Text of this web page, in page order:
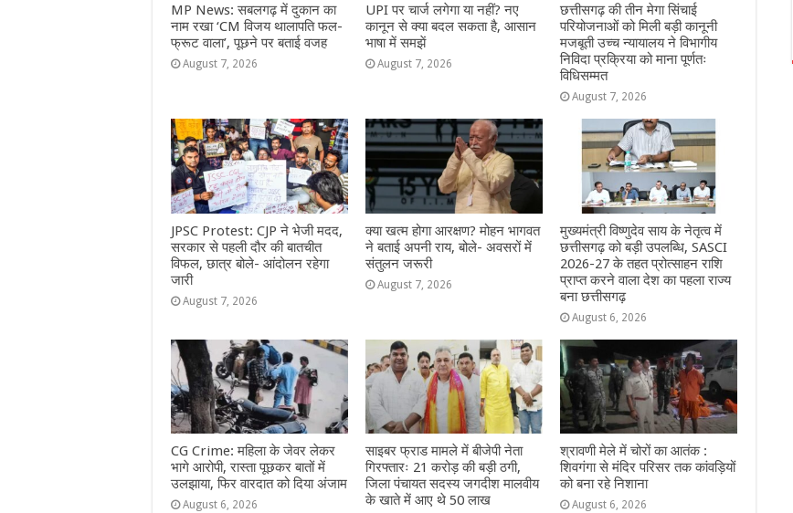
MP News: सबलगढ़ में दुकान का
नाम रखा ‘CM विजय थालापति फल-
फ्रूट वाला’, पूछने पर बताई वजह
August 7, 2026
UPI पर चार्ज लगेगा या नहीं? नए
कानून से क्या बदल सकता है, आसान
भाषा में समझें
August 7, 2026
छत्तीसगढ़ की तीन मेगा सिंचाई
परियोजनाओं को मिली बड़ी कानूनी
मजबूती उच्च न्यायालय ने विभागीय
निविदा प्रक्रिया को माना पूर्णतः
विधिसम्मत
August 7, 2026
JPSC Protest: CJP ने भेजी मदद,
सरकार से पहली दौर की बातचीत
विफल, छात्र बोले- आंदोलन रहेगा
जारी
August 7, 2026
क्या खत्म होगा आरक्षण? मोहन भागवत
ने बताई अपनी राय, बोले- अवसरों में
संतुलन जरूरी
August 7, 2026
मुख्यमंत्री विष्णुदेव साय के नेतृत्व में
छत्तीसगढ़ को बड़ी उपलब्धि, SASCI
2026-27 के तहत प्रोत्साहन राशि
प्राप्त करने वाला देश का पहला राज्य
बना छत्तीसगढ़
August 6, 2026
CG Crime: महिला के जेवर लेकर
भागे आरोपी, रास्ता पूछकर बातों में
उलझाया, फिर वारदात को दिया अंजाम
August 6, 2026
साइबर फ्राड मामले में बीजेपी नेता
गिरफ्तारः 21 करोड़ की बड़ी ठगी,
जिला पंचायत सदस्य जगदीश मालवीय
के खाते में आए थे 50 लाख
श्रावणी मेले में चोरों का आतंक :
शिवगंगा से मंदिर परिसर तक कांवड़ियों
को बना रहे निशाना
August 6, 2026